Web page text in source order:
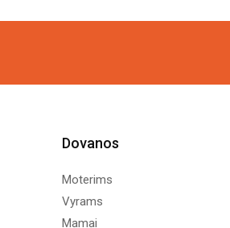
is:
Dovanos
Moterims
Vyrams
Mamai